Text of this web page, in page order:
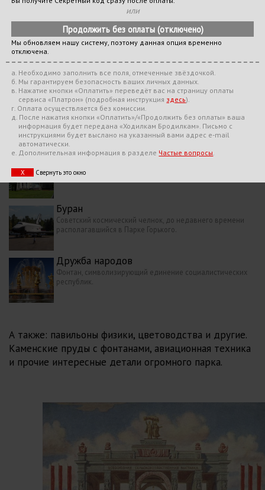
или
Мы обновляем нашу систему, поэтому данная опция временно
отключена.
a. Необходимо заполнить все поля, отмеченные звёздочкой.
б. Мы гарантируем безопасность ваших личных данных.
в. Нажатие кнопки «Оплатить» переведёт вас на страницу оплаты
сервиса «Платрон» (подробная инструкция здесь).
г. Оплата осуществляется без комиссии.
д. После нажатия кнопки «Оплатить»/«Продолжить без оплаты» ваша
информация будет передана «Ходилкам Бродилкам». Письмо с
инструкциями будет выслано на указанный вами адрес e-mail
автоматически.
е. Дополнительная информация в разделе Частые вопросы.
Х Свернуть это окно
извинения за доставленные неудобства!
Один из эффектных павильонов национальной культуры.
Здесь можно попробовать киргизский мёд и сухофрукты.
Вычислительная техника
До 1968 года носивший имя «Азербайджан». Фасад этого
здания был скрыт долгое время навесными
конструкциями в стиле хай-тек.
Юные натуралисты
животноводов, растениеводов и даже оранжерея.
Буран
Советский космический челнок, до недавнего времени
располагавшийся в Парке Горького.
Дружба народов
Фонтан, символизирующий единение социалистических
республик.
А также: павильоны физики, цветоводства и другие.
Каменские пруды с фонтанами, авиационная техника
и прочие интересные детали огромного парка.